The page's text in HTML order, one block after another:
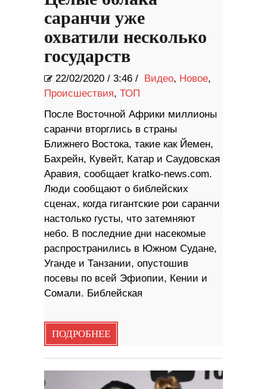
саранчи уже
охватили несколько
государств
22/02/2020 / 3:46 / Видео, Новое,
Происшествия, ТОП
После Восточной Африки миллионы
саранчи вторглись в страны
Ближнего Востока, такие как Йемен,
Бахрейн, Кувейт, Катар и Саудовская
Аравия, сообщает kratko-news.com.
Люди сообщают о библейских
сценах, когда гигантские рои саранчи
настолько густы, что затемняют
небо. В последние дни насекомые
распространились в Южном Судане,
Уганде и Танзании, опустошив
посевы по всей Эфиопии, Кении и
Сомали. Библейская
ПОДРОБНЕЕ